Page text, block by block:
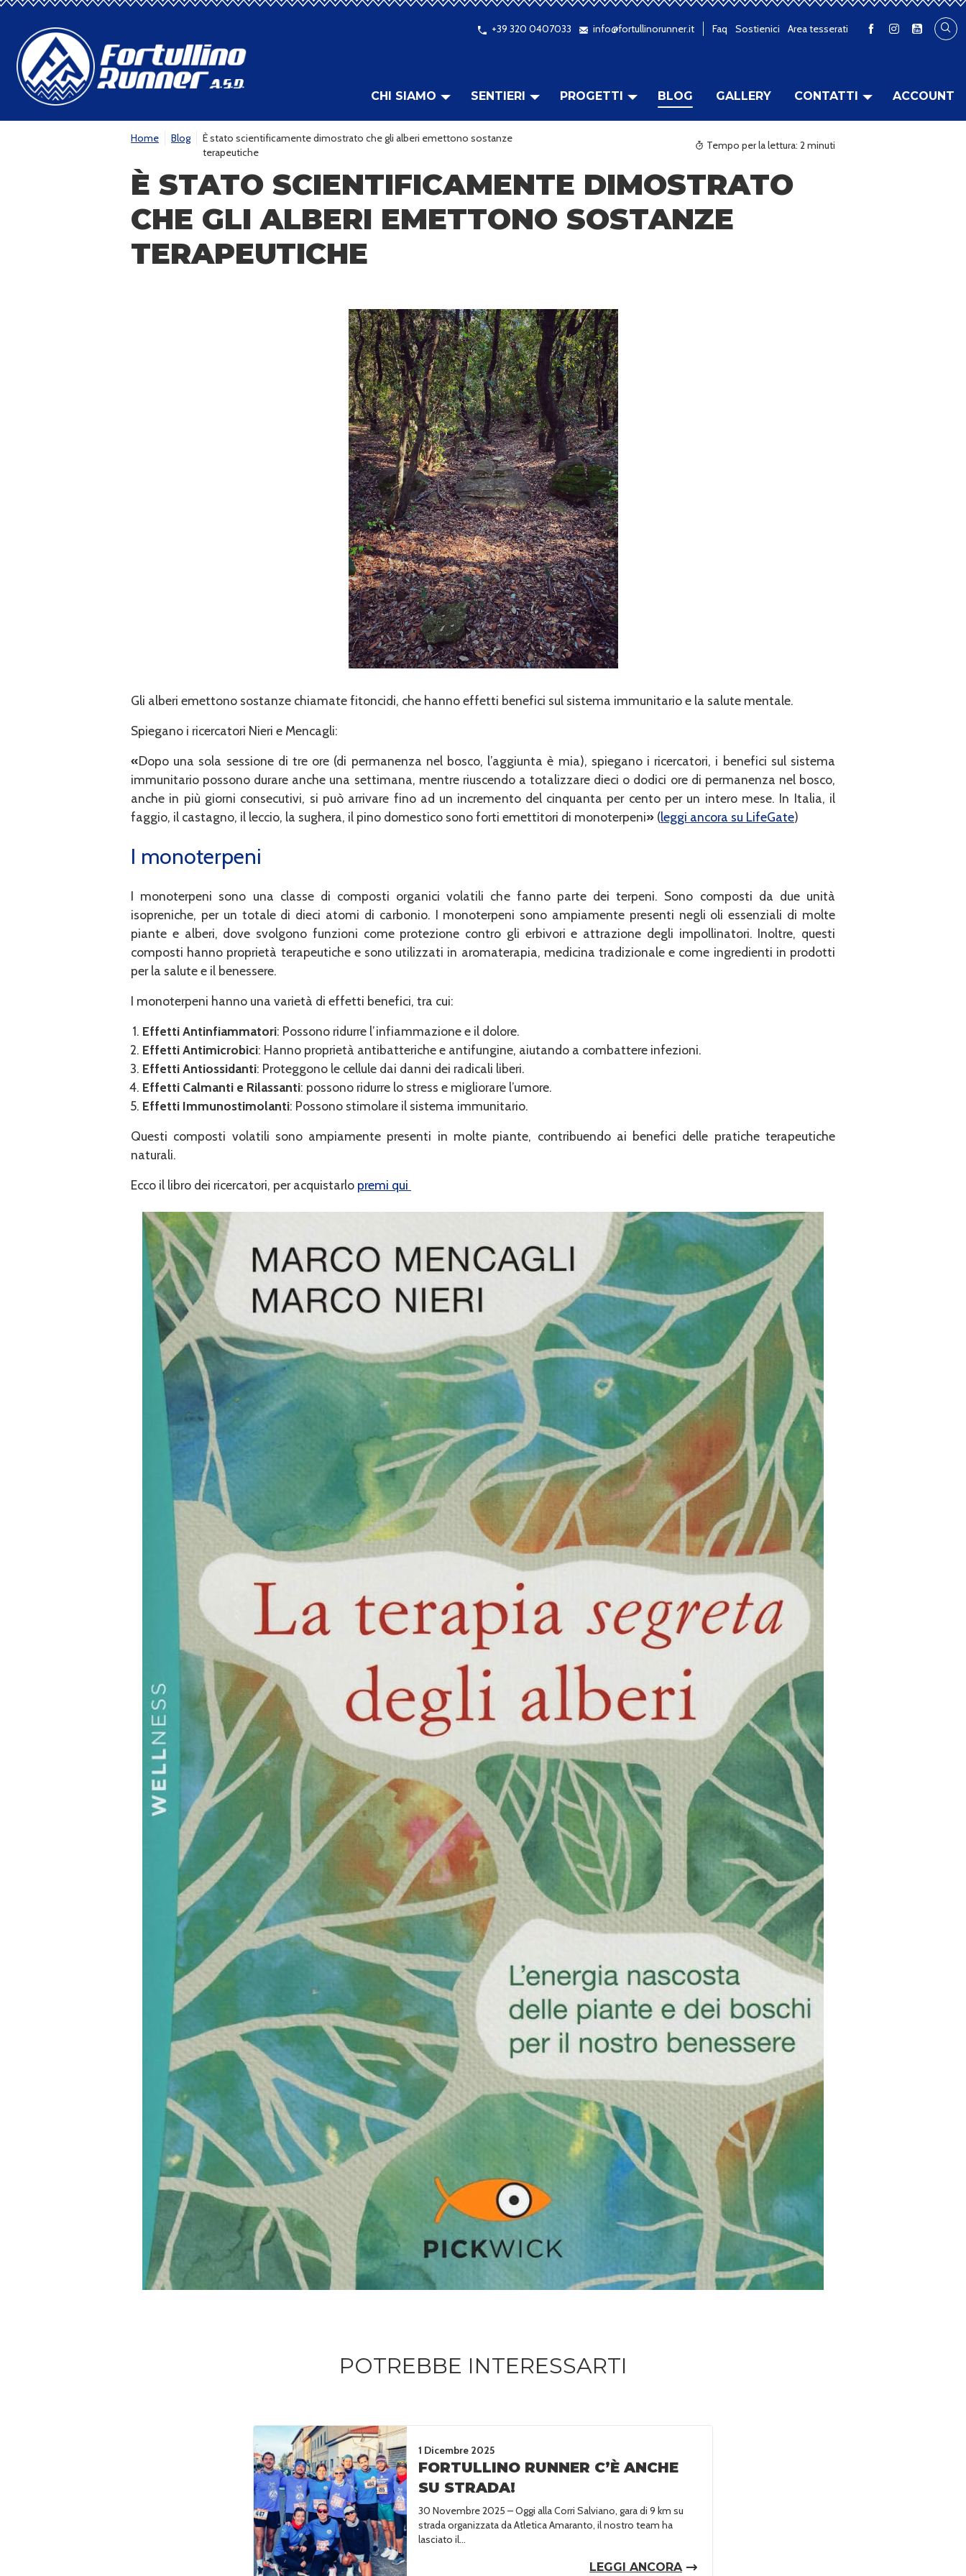
+39 320 0407033 info@fortullinorunner.it Faq Sostienici Area tesserati
CHI SIAMO SENTIERI PROGETTI BLOG GALLERY CONTATTI ACCOUNT
Home Blog
È stato scientificamente dimostrato che gli alberi emettono sostanze
terapeutiche
Tempo per la lettura: 2minuti
È STATO SCIENTIFICAMENTE DIMOSTRATO
CHE GLI ALBERI EMETTONO SOSTANZE
TERAPEUTICHE
Gli alberi emettono sostanze chiamate fitoncidi, che hanno effetti benefici sul sistema immunitario e la salute mentale.
Spiegano i ricercatori Nieri e Mencagli:
«Dopo una sola sessione di tre ore (di permanenza nel bosco, l’aggiunta è mia), spiegano i ricercatori, i benefici sul sistema
immunitario possono durare anche una settimana, mentre riuscendo a totalizzare dieci o dodici ore di permanenza nel bosco,
anche in più giorni consecutivi, si può arrivare fino ad un incremento del cinquanta per cento per un intero mese. In Italia, il
faggio, il castagno, il leccio, la sughera, il pino domestico sono forti emettitori di monoterpeni» (leggi ancora su LifeGate)
I monoterpeni
I monoterpeni sono una classe di composti organici volatili che fanno parte dei terpeni. Sono composti da due unità
isopreniche, per un totale di dieci atomi di carbonio. I monoterpeni sono ampiamente presenti negli oli essenziali di molte
piante e alberi, dove svolgono funzioni come protezione contro gli erbivori e attrazione degli impollinatori. Inoltre, questi
composti hanno proprietà terapeutiche e sono utilizzati in aromaterapia, medicina tradizionale e come ingredienti in prodotti
per la salute e il benessere.
I monoterpeni hanno una varietà di effetti benefici, tra cui:
Effetti Antinfiammatori: Possono ridurre l’infiammazione e il dolore.
Effetti Antimicrobici: Hanno proprietà antibatteriche e antifungine, aiutando a combattere infezioni.
Effetti Antiossidanti: Proteggono le cellule dai danni dei radicali liberi.
Effetti Calmanti e Rilassanti: possono ridurre lo stress e migliorare l’umore.
Effetti Immunostimolanti: Possono stimolare il sistema immunitario.
Questi composti volatili sono ampiamente presenti in molte piante, contribuendo ai benefici delle pratiche terapeutiche
naturali.
Ecco il libro dei ricercatori, per acquistarlo premi qui
POTREBBE INTERESSARTI
1 Dicembre 2025
FORTULLINO RUNNER C’È ANCHE
SU STRADA!
30 Novembre 2025 – Oggi alla Corri Salviano, gara di 9 km su
strada organizzata da Atletica Amaranto, il nostro team ha
lasciato il...
LEGGI ANCORA